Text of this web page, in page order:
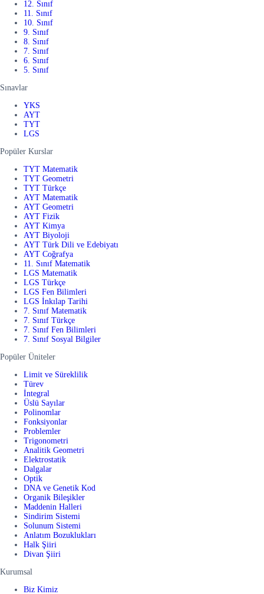
12. Sınıf
11. Sınıf
10. Sınıf
9. Sınıf
8. Sınıf
7. Sınıf
6. Sınıf
5. Sınıf
Sınavlar
YKS
AYT
TYT
LGS
Popüler Kurslar
TYT Matematik
TYT Geometri
TYT Türkçe
AYT Matematik
AYT Geometri
AYT Fizik
AYT Kimya
AYT Biyoloji
AYT Türk Dili ve Edebiyatı
AYT Coğrafya
11. Sınıf Matematik
LGS Matematik
LGS Türkçe
LGS Fen Bilimleri
LGS İnkılap Tarihi
7. Sınıf Matematik
7. Sınıf Türkçe
7. Sınıf Fen Bilimleri
7. Sınıf Sosyal Bilgiler
Popüler Üniteler
Limit ve Süreklilik
Türev
İntegral
Üslü Sayılar
Polinomlar
Fonksiyonlar
Problemler
Trigonometri
Analitik Geometri
Elektrostatik
Dalgalar
Optik
DNA ve Genetik Kod
Organik Bileşikler
Maddenin Halleri
Sindirim Sistemi
Solunum Sistemi
Anlatım Bozuklukları
Halk Şiiri
Divan Şiiri
Kurumsal
Biz Kimiz